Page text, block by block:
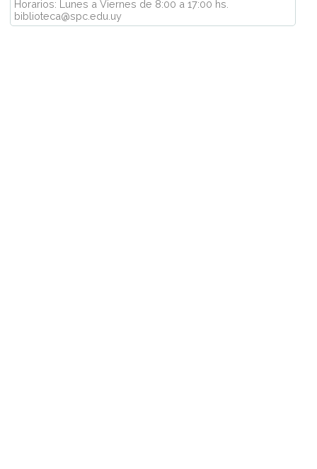
Horarios: Lunes a Viernes de 8:00 a 17:00 hs.
biblioteca@spc.edu.uy